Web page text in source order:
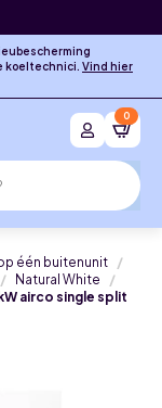
koeltechnici. Vind hier
0
één buitenunit
Natural White
airco single split